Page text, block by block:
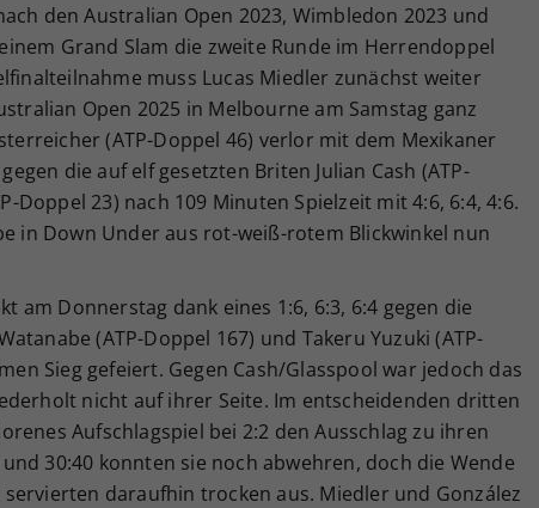
den Australian Open 2023, Wimbledon 2023 und
Grand Slam die zweite Runde im Herrendoppel
muss Lucas Miedler zunächst weiter
Open 2025 in Melbourne am Samstag ganz
(ATP-Doppel 46) verlor mit dem Mexikaner
die auf elf gesetzten Briten Julian Cash (ATP-
Doppel 23) nach 109 Minuten Spielzeit mit 4:6, 6:4, 4:6.
in Down Under aus rot-weiß-rotem Blickwinkel nun
am Donnerstag dank eines 1:6, 6:3, 6:4 gegen die
(ATP-Doppel 167) und Takeru Yuzuki (ATP-
Sieg gefeiert. Gegen Cash/Glasspool war jedoch das
nicht auf ihrer Seite. Im entscheidenden dritten
Aufschlagspiel bei 2:2 den Ausschlag zu ihren
30:40 konnten sie noch abwehren, doch die Wende
daraufhin trocken aus. Miedler und González